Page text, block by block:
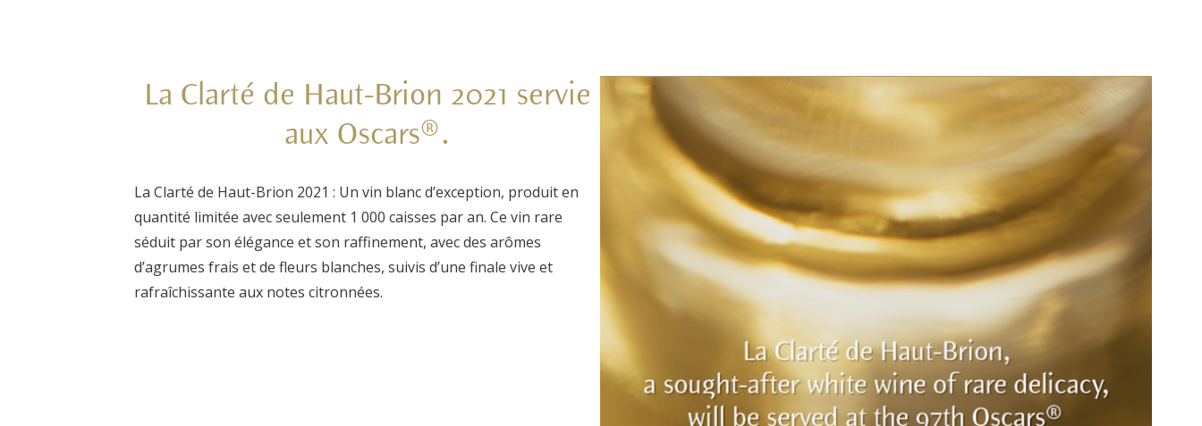
La Clarté de Haut-Brion 2021 servie
aux Oscars®.
La Clarté de Haut-Brion 2021 : Un vin blanc d’exception, produit en
quantité limitée avec seulement 1 000 caisses par an. Ce vin rare
séduit par son élégance et son raffinement, avec des arômes
d’agrumes frais et de fleurs blanches, suivis d’une finale vive et
rafraîchissante aux notes citronnées.